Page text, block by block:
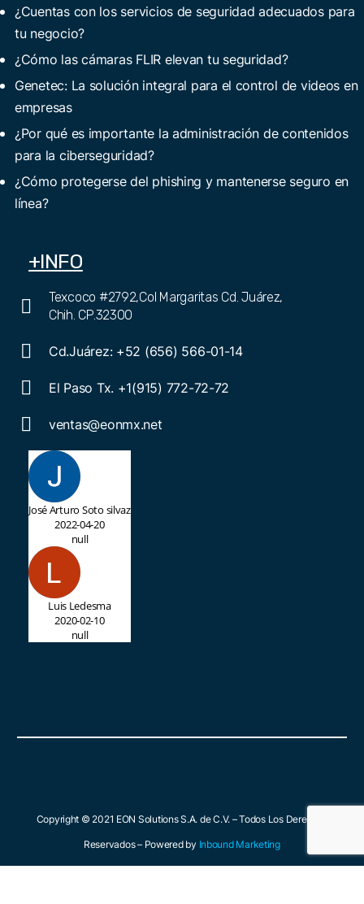
¿Cuentas con los servicios de seguridad adecuados para
tu negocio?
¿Cómo las cámaras FLIR elevan tu seguridad?
Genetec: La solución integral para el control de videos en
empresas
¿Por qué es importante la administración de contenidos
para la ciberseguridad?
¿Cómo protegerse del phishing y mantenerse seguro en
línea?
+INFO
Texcoco #2792,Col Margaritas Cd. Juárez,
Chih. CP.32300
Cd.Juárez: +52 (656) 566-01-14
El Paso Tx. +1(915) 772-72-72
ventas@eonmx.net
José Arturo Soto silvaz
Copyright © 2021 EON Solutions S.A. de C.V. – Todos Los Derechos
Reservados – Powered by Inbound Marketing